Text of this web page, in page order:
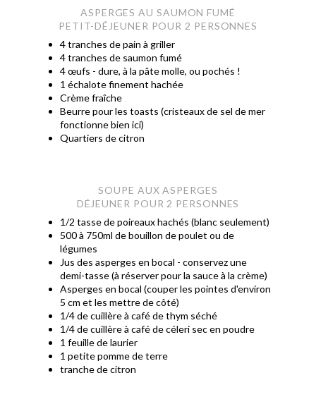
ASPERGES AU SAUMON FUMÉ
PETIT-DÉJEUNER POUR 2 PERSONNES
4 tranches de pain à griller
4 tranches de saumon fumé
4 œufs - dure, à la pâte molle, ou pochés !
1 échalote finement hachée
Crème fraîche
Beurre pour les toasts (cristeaux de sel de mer
fonctionne bien ici)
Quartiers de citron
SOUPE AUX ASPERGES
DÉJEUNER POUR 2 PERSONNES
1/2 tasse de poireaux hachés (blanc seulement)
500 à 750ml de bouillon de poulet ou de
légumes
Jus des asperges en bocal -conservez une
demi-tasse(à réserver pour la sauce à la crème)
Asperges en bocal (couper les pointes d'environ
5 cm et les mettre de côté)
1/4 de cuillère à café de thym séché
1/4 de cuillère à café de céleri sec en poudre
1 feuille de laurier
1 petite pomme de terre
tranche de citron